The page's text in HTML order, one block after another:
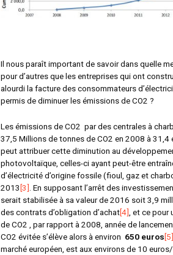
Il nous paraît important de savoir dans quelle
pour d’autres que les entreprises qui ont
alourdi la facture des consommateurs
permis de diminuer les émissions de CO2 ?
Les émissions de CO2 par des centrales à
37,5 Millions de tonnes de CO2 en 2008 à 31,4
peut attribuer cette diminution au
photovoltaïque, celles-ci ayant peut-être
d’électricité d’origine fossile (fioul, gaz et
2013 [3] . En supposant l’arrêt des
serait stabilisée à sa valeur de 2016 soit 3,9
des contrats d’obligation d’achat[4] , et ce
de CO2
, par rapport à 2008, année de
CO2 évitée s’élève alors à environ 650 euros[5]
marché européen, est aux environs de 10